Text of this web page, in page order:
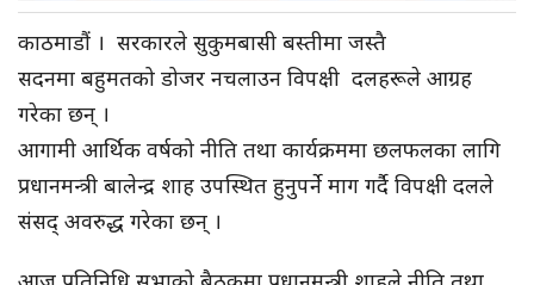
काठमाडौं । सरकारले सुकुमबासी बस्तीमा जस्तै
सदनमा बहुमतको डोजर नचलाउन विपक्षी दलहरूले आग्रह
गरेका छन् ।
आगामी आर्थिक वर्षको नीति तथा कार्यक्रममा छलफलका लागि
प्रधानमन्त्री बालेन्द्र शाह उपस्थित हुनुपर्ने माग गर्दै विपक्षी दलले
संसद् अवरुद्ध गरेका छन् ।